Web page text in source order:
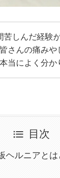
苦しんだ経験
さんの痛みや
当によく分か
目次
ヘルニアと